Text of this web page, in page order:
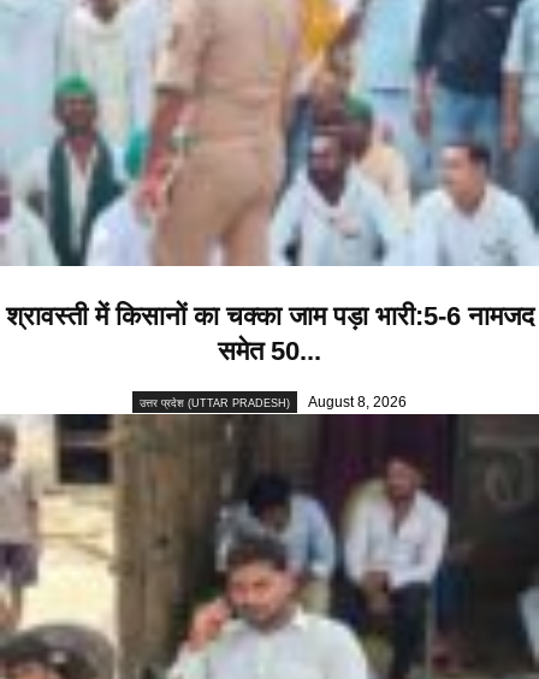
श्रावस्ती में किसानों का चक्का जाम पड़ा भारी:5-6 नामजद
समेत 50...
उत्तर प्रदेश (UTTAR PRADESH) August 8, 2026